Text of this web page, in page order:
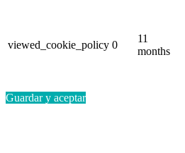
viewed_cookie_policy 0
11
months
Guardar y aceptar